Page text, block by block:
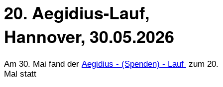
20. Aegidius-Lauf,
Hannover, 30.05.2026
Am 30. Mai fand der Aegidius - (Spenden) - Lauf zum 20.
Mal statt